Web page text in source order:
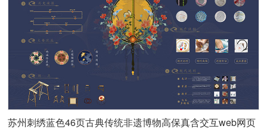
苏州刺绣蓝色46页古典传统非遗博物高保真含交互web网页